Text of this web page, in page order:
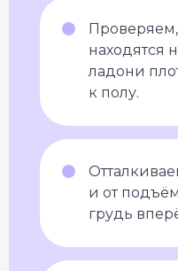
находятся
ладони
к полу.
и от
грудь